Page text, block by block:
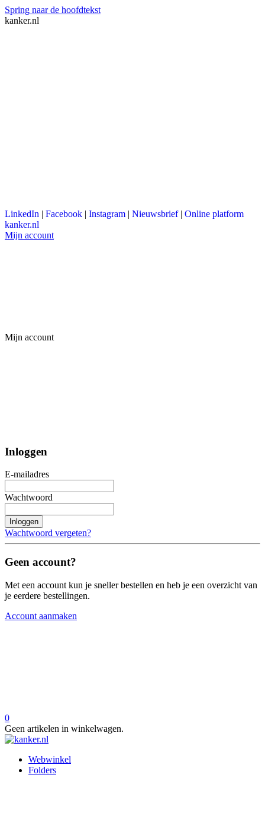
Spring naar de hoofdtekst
kanker.nl
LinkedIn | Facebook | Instagram | Nieuwsbrief | Online platform
kanker.nl
Mijn account
Mijn account
Inloggen
E-mailadres
Wachtwoord
Inloggen
Wachtwoord vergeten?
Geen account?
Met een account kun je sneller bestellen en heb je een overzicht van
je eerdere bestellingen.
Account aanmaken
0
Geen artikelen in winkelwagen.
Webwinkel
Folders